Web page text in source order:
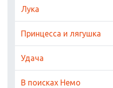
Лука
Принцесса и лягушка
Удача
В поисках Немо